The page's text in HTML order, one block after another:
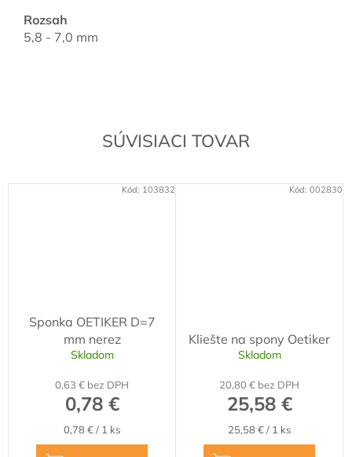
SÚVISIACI TOVAR
Sponka OETIKER D=7
mm nerez
Skladom
0,63 € bez DPH
0,78 €
Jednotková
cena:
0,78 € / 1 ks
Kód: 103832
Kliešte na spony Oetiker
Skladom
20,80 € bez DPH
25,58 €
Jednotková
cena:
25,58 € / 1 ks
Kód: 002830
Rozsah
5,8 - 7,0 mm